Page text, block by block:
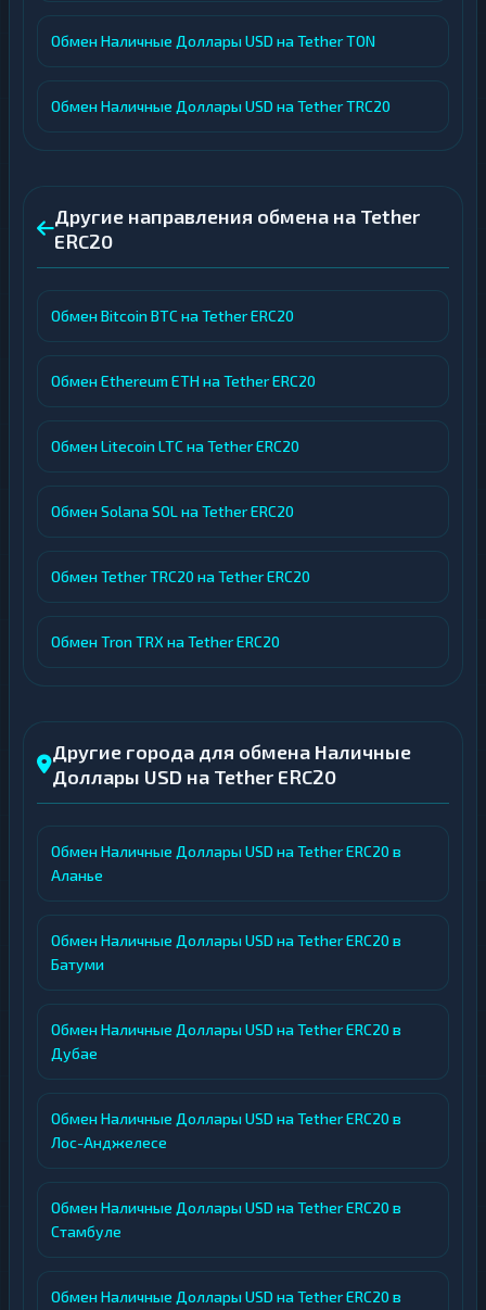
Обмен Наличные Доллары USD на Tether TON
Обмен Наличные Доллары USD на Tether TRC20
Другие направления обмена на Tether
ERC20
Обмен Bitcoin BTC на Tether ERC20
Обмен Ethereum ETH на Tether ERC20
Обмен Litecoin LTC на Tether ERC20
Обмен Solana SOL на Tether ERC20
Обмен Tether TRC20 на Tether ERC20
Обмен Tron TRX на Tether ERC20
Другие города для обмена Наличные
Доллары USD на Tether ERC20
Обмен Наличные Доллары USD на Tether ERC20 в
Аланье
Обмен Наличные Доллары USD на Tether ERC20 в
Батуми
Обмен Наличные Доллары USD на Tether ERC20 в
Дубае
Обмен Наличные Доллары USD на Tether ERC20 в
Лос-Анджелесе
Обмен Наличные Доллары USD на Tether ERC20 в
Стамбуле
Обмен Наличные Доллары USD на Tether ERC20 в